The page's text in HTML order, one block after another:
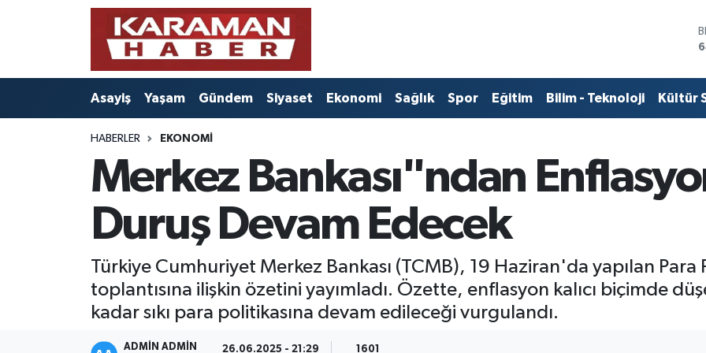
Asayiş Yaşam Gündem Siyaset Ekonomi Sağlık Spor Eğitim Bilim - Teknoloji Kültür
HABERLER EKONOMI
Merkez Bankası"ndan
Duruş Devam Edecek
Türkiye Cumhuriyet Merkez Bankası (TCMB), 19 Haziran'da yapılan Para
toplantısına ilişkin özetini yayımladı. Özette, enflasyon kalıcı biçimde
kadar sıkı para politikasına devam edileceği vurgulandı.
ADMIN ADMIN 26.06.2025 - 21:29 1601
Bilim - Teknoloji
Ekonomi
Foto Galeri
Gündem
Kültür Sanat
Nöbetçi Eczaneler
Hava Durumu
Karaman Namaz Vakitleri
Trafik Durumu
Süper Lig Puan Durumu ve Fikstür
Tüm Manşetler
Son Dakika Haberleri
Haber Arşivi